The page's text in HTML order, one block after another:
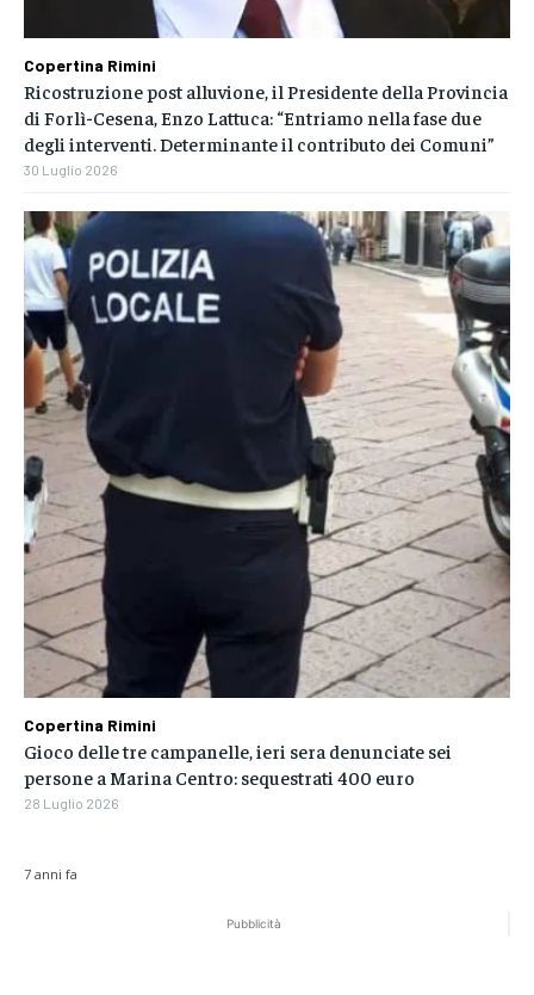
Pubblicità
7 anni fa
Copertina Rimini
Ricostruzione post alluvione, il Presidente della Provincia
di Forlì-Cesena, Enzo Lattuca: “Entriamo nella fase due
degli interventi. Determinante il contributo dei Comuni”
30 Luglio 2026
Copertina Rimini
Gioco delle tre campanelle, ieri sera denunciate sei
persone a Marina Centro: sequestrati 400 euro
28 Luglio 2026